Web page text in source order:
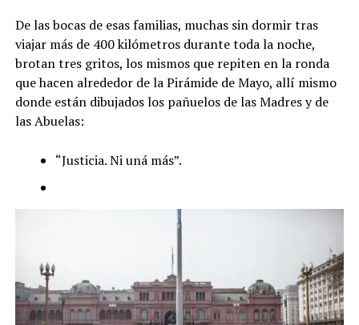
De las bocas de esas familias, muchas sin dormir tras
viajar más de 400 kilómetros durante toda la noche,
brotan tres gritos, los mismos que repiten en la ronda
que hacen alrededor de la Pirámide de Mayo, allí mismo
donde están dibujados los pañuelos de las Madres y de
las Abuelas:
“Justicia. Ni uná más”.